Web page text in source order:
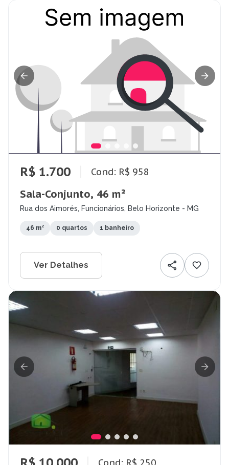
R$ 1.700 Cond: R$ 958
Sala-Conjunto, 46 m²
Rua dos Aimorés, Funcionários, Belo Horizonte - MG
46 m² 0 quartos 1 banheiro
Ver Detalhes
Cond: R$ 250